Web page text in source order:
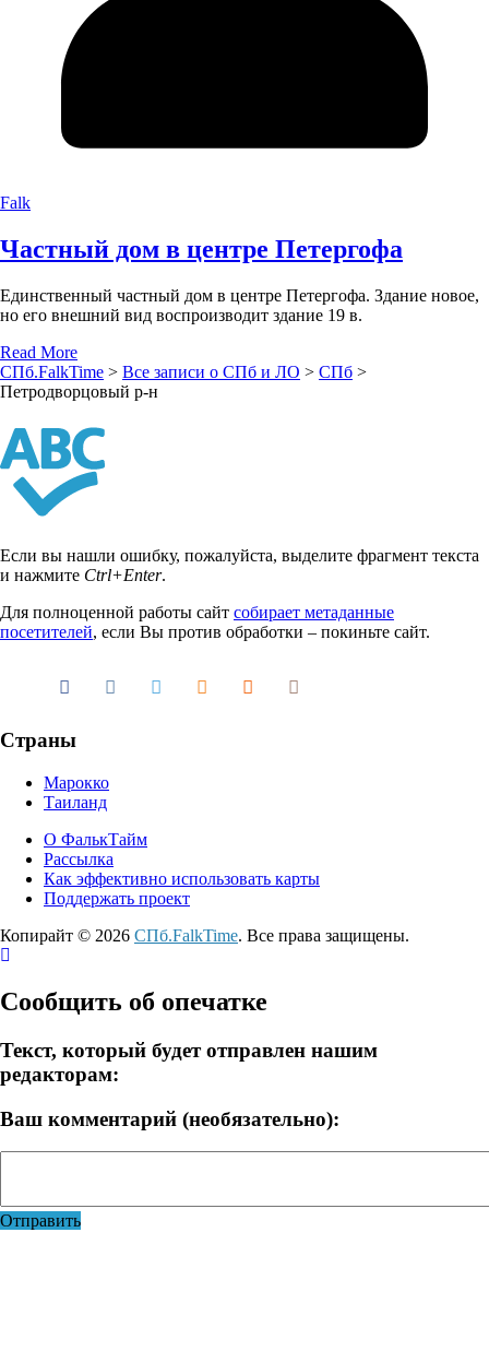
Falk
Частный дом в центре Петергофа
Единственный частный дом в центре Петергофа. Здание новое,
но его внешний вид воспроизводит здание 19 в.
Read More
СПб.FalkTime > Все записи о СПб и ЛО > СПб >
Петродворцовый р-н
Если вы нашли ошибку, пожалуйста, выделите фрагмент текста
и нажмите Ctrl+Enter.
Для полноценной работы сайт собирает метаданные
посетителей, если Вы против обработки – покиньте сайт.
Страны
Марокко
Таиланд
О ФалькТайм
Рассылка
Как эффективно использовать карты
Поддержать проект
Копирайт © 2026 СПб.FalkTime. Все права защищены.
Сообщить об опечатке
Текст, который будет отправлен нашим
редакторам:
Ваш комментарий (необязательно):
Отправить